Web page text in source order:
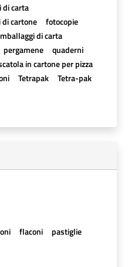
di carta
cartone
fotocopie
di carta
pergamene
quaderni
in cartone per pizza
Tetrapak Tetra-pak
flaconi
pastiglie